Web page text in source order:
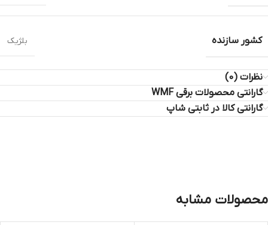
کشور سازنده بلژیک
نظرات (0)
گارانتی محصولات برقی WMF
گارانتی کالا در ثابتی شاپ
محصولات مشابه